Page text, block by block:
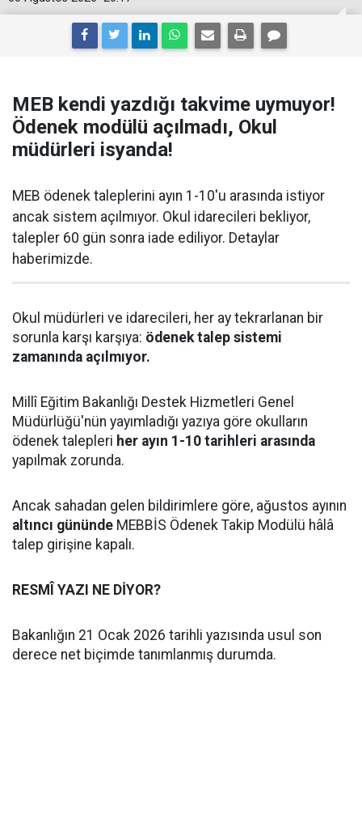
MEB kendi yazdığı takvime uymuyor!
Ödenek modülü açılmadı, Okul
müdürleri isyanda!
MEB ödenek taleplerini ayın 1-10'u arasında istiyor
ancak sistem açılmıyor. Okul idarecileri bekliyor,
talepler 60 gün sonra iade ediliyor. Detaylar
haberimizde.
Okul müdürleri ve idarecileri, her ay tekrarlanan bir
sorunla karşı karşıya: ödenek talep sistemi
zamanında açılmıyor.
Millî Eğitim Bakanlığı Destek Hizmetleri Genel
Müdürlüğü'nün yayımladığı yazıya göre okulların
ödenek talepleri her ayın 1-10 tarihleri arasında
yapılmak zorunda.
Ancak sahadan gelen bildirimlere göre, ağustos ayının
altıncı gününde MEBBİS Ödenek Takip Modülü hâlâ
talep girişine kapalı.
RESMÎ YAZI NE DİYOR?
Bakanlığın 21 Ocak 2026 tarihli yazısında usul son
derece net biçimde tanımlanmış durumda.